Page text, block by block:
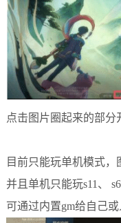
点击图片圈起来的部分
目前只能玩单机模式，
并且单机只能玩s11、
可通过内置gm给自己